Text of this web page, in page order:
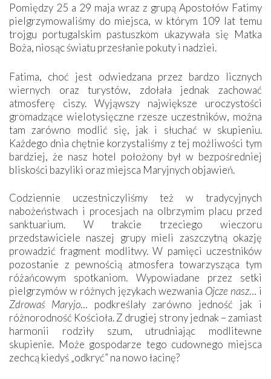
Pomiędzy 25 a 29 maja wraz z grupą Apostołów Fatimy
pielgrzymowaliśmy do miejsca, w którym 109 lat temu
trojgu portugalskim pastuszkom ukazywała się Matka
Boża, niosąc światu przesłanie pokuty i nadziei.
Fatima, choć jest odwiedzana przez bardzo licznych
wiernych oraz turystów, zdołała jednak zachować
atmosferę ciszy. Wyjąwszy największe uroczystości
gromadzące wielotysięczne rzesze uczestników, można
tam zarówno modlić się, jak i słuchać w skupieniu.
Każdego dnia chętnie korzystaliśmy z tej możliwości tym
bardziej, że nasz hotel położony był w bezpośredniej
bliskości bazyliki oraz miejsca Maryjnych objawień.
Codziennie uczestniczyliśmy też w tradycyjnych
nabożeństwach i procesjach na olbrzymim placu przed
sanktuarium. W trakcie trzeciego wieczoru
przedstawiciele naszej grupy mieli zaszczytną okazję
prowadzić fragment modlitwy. W pamięci uczestników
pozostanie z pewnością atmosfera towarzysząca tym
różańcowym spotkaniom. Wypowiadane przez setki
pielgrzymów w różnych językach wezwania Ojcze nasz… i
Zdrowaś Maryjo… podkreślały zarówno jedność jak i
różnorodność Kościoła. Z drugiej strony jednak – zamiast
harmonii rodziły szum, utrudniając modlitewne
skupienie. Może gospodarze tego cudownego miejsca
zechcą kiedyś „odkryć” na nowo łacinę?